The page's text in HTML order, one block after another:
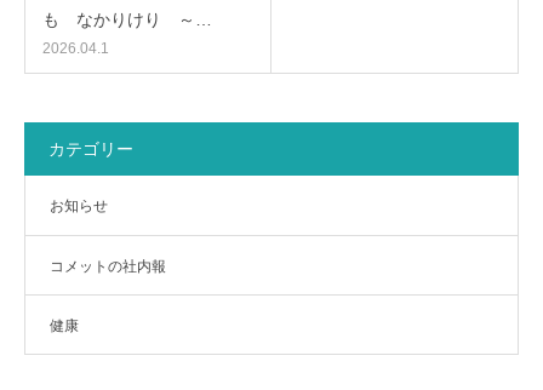
も なかりけり ～…
2026.04.1
カテゴリー
お知らせ
コメットの社内報
健康